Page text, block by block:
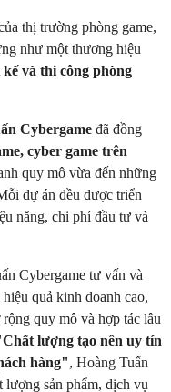
thị trường phòng game,
như một thương hiệu
và thi công phòng
Cybergame đã đồng
cyber game trên
quy mô vừa đến những
dự án đều được triển
năng, chi phí đầu tư và
Cybergame tư vấn và
quả kinh doanh cao,
quy mô và hợp tác lâu
lượng tạo nên uy tín
hàng", Hoàng Tuấn
lượng sản phẩm, dịch vụ